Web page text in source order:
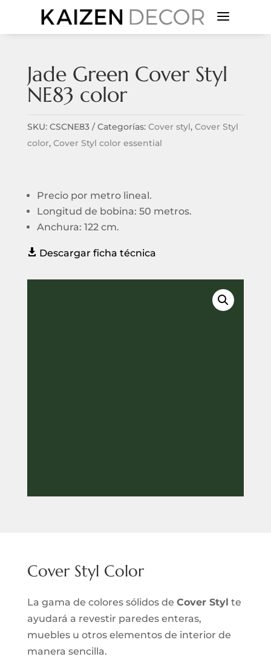
a
Jade Green Cover Styl
NE83 color
SKU: CSCNE83 Categorías: Cover styl, Cover Styl
color, Cover Styl color essential
Precio por metro lineal.
Longitud de bobina: 50 metros.
Anchura: 122 cm.
 Descargar ficha técnica
Cover Styl Color
La gama de colores sólidos de Cover Styl te
ayudará a revestir paredes enteras,
muebles u otros elementos de interior de
manera sencilla.